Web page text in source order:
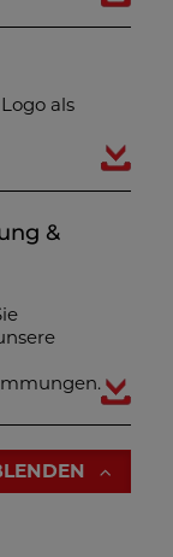
als
&